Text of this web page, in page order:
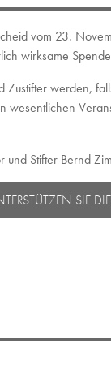
vom 23.
wirksame
Zustifter werden,
wesentlichen
und Stifter Bernd
SIE